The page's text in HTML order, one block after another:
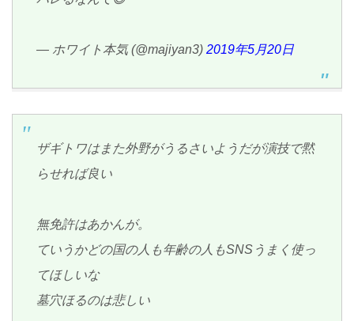
— ホワイト本気 (@majiyan3) 2019年5月20日
ザギトワはまた外野がうるさいようだが演技で黙
らせれば良い
無免許はあかんが。
ていうかどの国の人も年齢の人もSNSうまく使っ
てほしいな
墓穴ほるのは悲しい